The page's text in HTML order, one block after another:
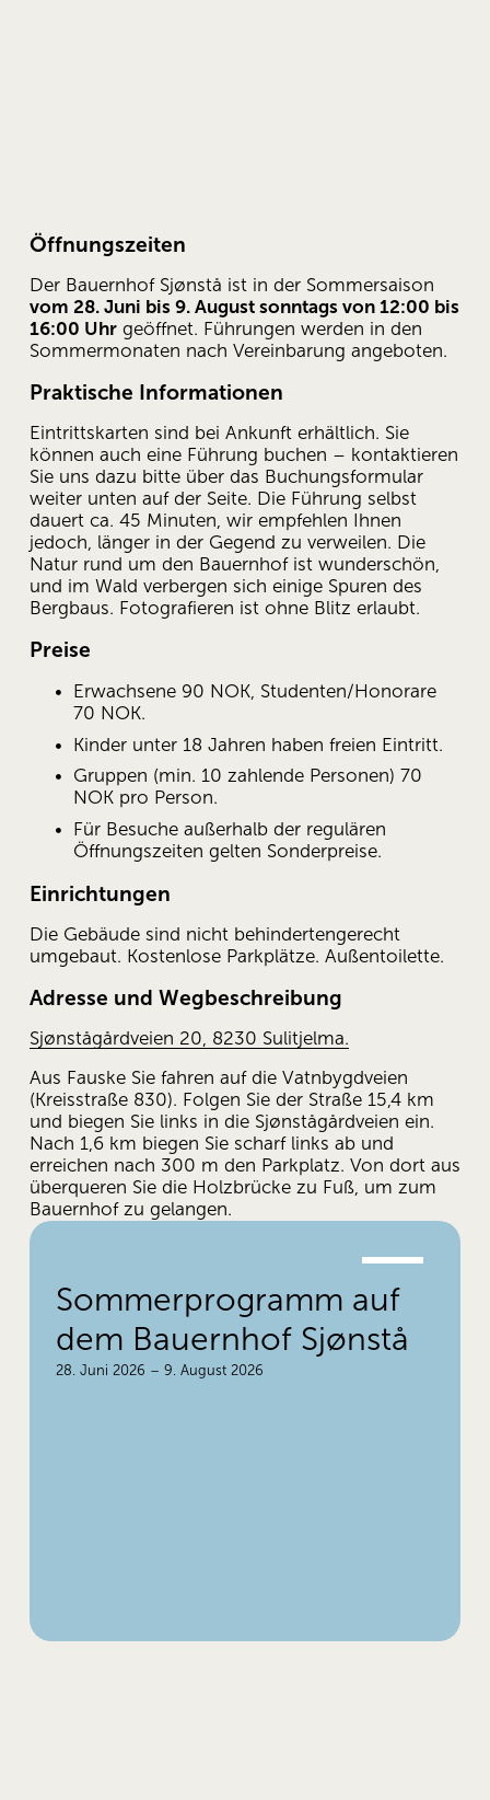
Öffnungszeiten
vom 28. Juni bis 9. August sonntags von 12:00 bis
16:00 Uhr geöffnet. Führungen werden in den
Sommermonaten nach Vereinbarung angeboten.
Praktische Informationen
Eintrittskarten sind bei Ankunft erhältlich. Sie
können auch eine Führung buchen – kontaktieren
Sie uns dazu bitte über das Buchungsformular
weiter unten auf der Seite. Die Führung selbst
dauert ca. 45 Minuten, wir empfehlen Ihnen
jedoch, länger in der Gegend zu verweilen. Die
Natur rund um den Bauernhof ist wunderschön,
und im Wald verbergen sich einige Spuren des
Bergbaus. Fotografieren ist ohne Blitz erlaubt.
Preise
Erwachsene 90 NOK, Studenten/Honorare
70 NOK.
Kinder unter 18 Jahren haben freien Eintritt.
Gruppen (min. 10 zahlende Personen) 70
NOK pro Person.
Für Besuche außerhalb der regulären
Öffnungszeiten gelten Sonderpreise.
Einrichtungen
Die Gebäude sind nicht behindertengerecht
umgebaut. Kostenlose Parkplätze. Außentoilette.
Adresse und Wegbeschreibung
Sjønstågårdveien 20, 8230 Sulitjelma.
Aus Fauske Sie fahren auf die Vatnbygdveien
(Kreisstraße 830). Folgen Sie der Straße 15,4 km
und biegen Sie links in die Sjønstågårdveien ein.
Nach 1,6 km biegen Sie scharf links ab und
erreichen nach 300 m den Parkplatz. Von dort aus
überqueren Sie die Holzbrücke zu Fuß, um zum
Bauernhof zu gelangen.
JUNI
.
Sommerprogramm auf
dem Bauernhof Sjønstå
28. Juni 2026 – 9. August 2026